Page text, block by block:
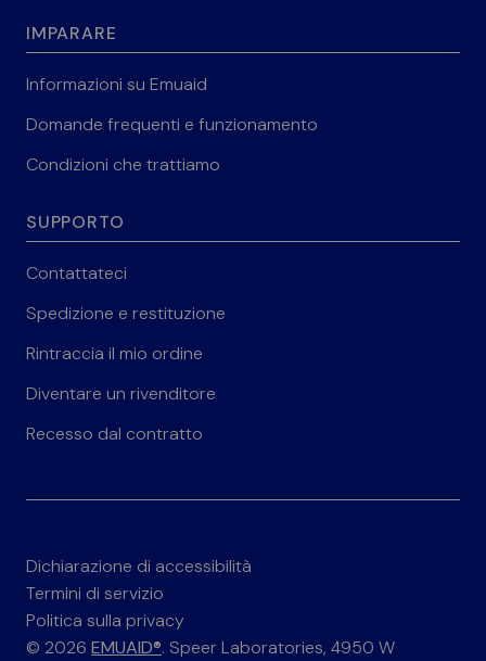
IMPARARE
Informazioni su Emuaid
Domande frequenti e funzionamento
Condizioni che trattiamo
SUPPORTO
Contattateci
Spedizione e restituzione
Rintraccia il mio ordine
Diventare un rivenditore
Recesso dal contratto
Dichiarazione di accessibilità
Termini di servizio
Politica sulla privacy
© 2026 EMUAID®. Speer Laboratories, 4950 W